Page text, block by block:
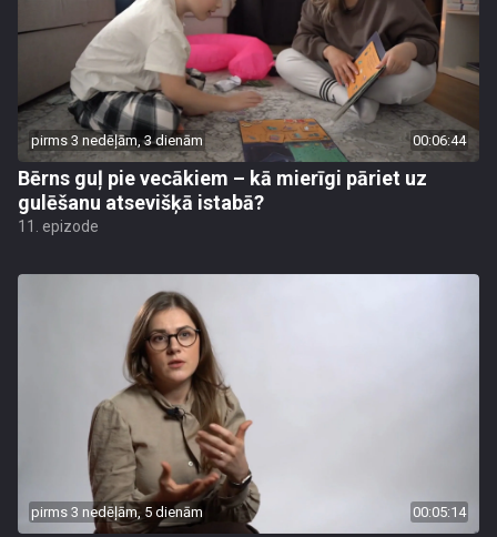
pirms 3 nedēļām, 3 dienām 00:06:44
Bērns guļ pie vecākiem – kā mierīgi pāriet uz
gulēšanu atsevišķā istabā?
11. epizode
pirms 3 nedēļām, 5 dienām 00:05:14